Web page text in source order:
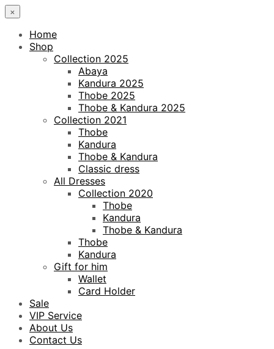
×
Home
Shop
Collection 2025
Abaya
Kandura 2025
Thobe 2025
Thobe & Kandura 2025
Collection 2021
Thobe
Kandura
Thobe & Kandura
Classic dress
All Dresses
Collection 2020
Thobe
Kandura
Thobe & Kandura
Thobe
Kandura
Gift for him
Wallet
Card Holder
Sale
VIP Service
About Us
Contact Us